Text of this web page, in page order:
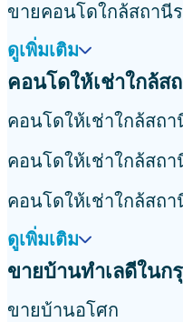
ขายคอนโดใกล้สถานี
ดูเพิ่มเติม
คอนโดให้เช่าใกล้ส
คอนโดให้เช่าใกล้สถ
คอนโดให้เช่าใกล้สถ
คอนโดให้เช่าใกล้สถ
ดูเพิ่มเติม
ขายบ้านทำเลดีในก
ขายบ้านอโศก